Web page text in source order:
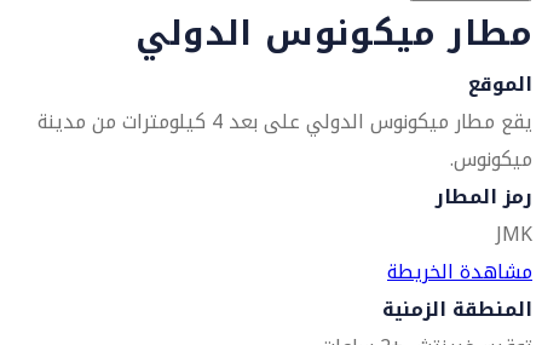
مطار ميكونوس الدولي
الموقع
يقع مطار ميكونوس الدولي على بعد 4 كيلومترات من مدينة
ميكونوس.
رمز المطار
JMK
مشاهدة الخريطة
المنطقة الزمنية